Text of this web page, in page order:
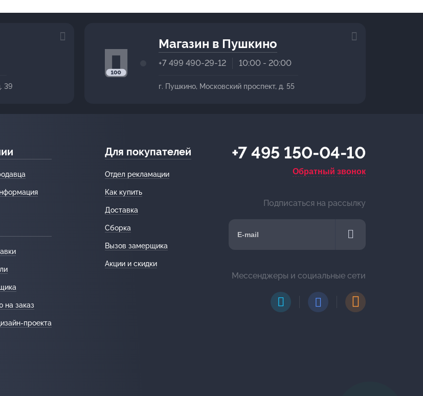
39
Магазин в Пушкино
+7 499 490-29-12 10:00 - 20:00
г. Пушкино, Московский проспект, д. 55
на заказ
проекта
Для покупателей
Отдел рекламации
Как купить
Доставка
Сборка
Вызов замерщика
Акции и скидки
+7 495 150-04-10
Обратный звонок
Подписаться на рассылку
Мессенджеры и социальные сети